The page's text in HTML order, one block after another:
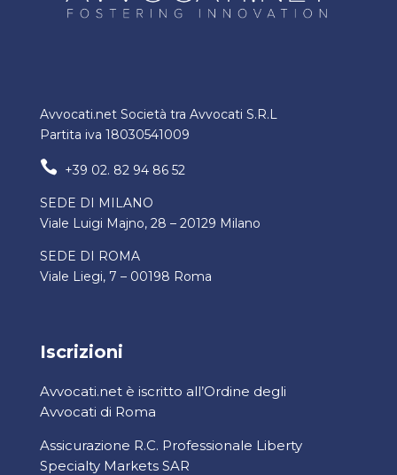
Avvocati.net Società tra Avvocati S.R.L
Partita iva 18030541009
 +39 02. 82 94 86 52
SEDE DI MILANO
Viale Luigi Majno, 28 – 20129 Milano
SEDE DI ROMA
Viale Liegi, 7 – 00198 Roma
Iscrizioni
Avvocati.net è iscritto all’Ordine degli
Avvocati di Roma
Assicurazione R.C. Professionale Liberty
Specialty Markets SAR